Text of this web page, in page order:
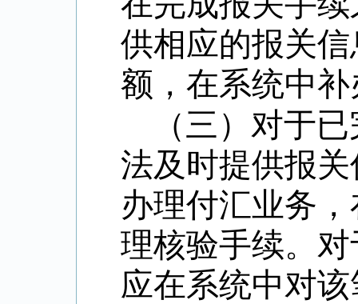
供相应的报关
额，在系统中
（三）对于
法及时提供报
办理付汇业务
理核验手续。
应在系统中对